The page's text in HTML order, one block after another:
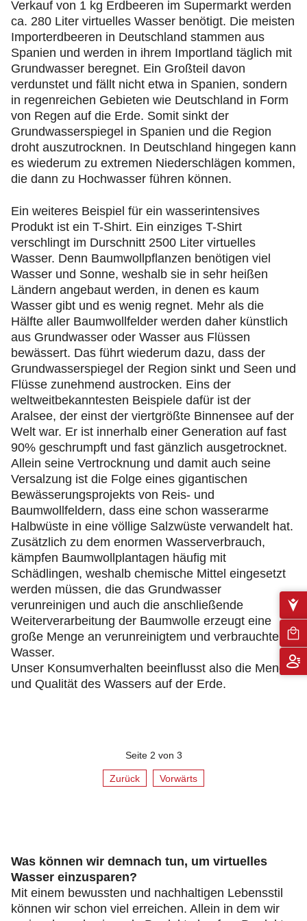
Verkauf von 1 kg Erdbeeren im Supermarkt werden
ca. 280 Liter virtuelles Wasser benötigt. Die meisten
Importerdbeeren in Deutschland stammen aus
Spanien und werden in ihrem Importland täglich mit
Grundwasser beregnet. Ein Großteil davon
verdunstet und fällt nicht etwa in Spanien, sondern
in regenreichen Gebieten wie Deutschland in Form
von Regen auf die Erde. Somit sinkt der
Grundwasserspiegel in Spanien und die Region
droht auszutrocknen. In Deutschland hingegen kann
es wiederum zu extremen Niederschlägen kommen,
die dann zu Hochwasser führen können.
Ein weiteres Beispiel für ein wasserintensives
Produkt ist ein T-Shirt. Ein einziges T-Shirt
verschlingt im Durschnitt 2500 Liter virtuelles
Wasser. Denn Baumwollpflanzen benötigen viel
Wasser und Sonne, weshalb sie in sehr heißen
Ländern angebaut werden, in denen es kaum
Wasser gibt und es wenig regnet. Mehr als die
Hälfte aller Baumwollfelder werden daher künstlich
aus Grundwasser oder Wasser aus Flüssen
bewässert. Das führt wiederum dazu, dass der
Grundwasserspiegel der Region sinkt und Seen und
Flüsse zunehmend austrocken. Eins der
weltweitbekanntesten Beispiele dafür ist der
Aralsee, der einst der viertgrößte Binnensee auf der
Welt war. Er ist innerhalb einer Generation auf fast
90% geschrumpft und fast gänzlich ausgetrocknet.
Allein seine Vertrocknung und damit auch seine
Versalzung ist die Folge eines gigantischen
Bewässerungsprojekts von Reis- und
Baumwollfeldern, dass eine schon wasserarme
Halbwüste in eine völlige Salzwüste verwandelt hat.
Zusätzlich zu dem enormen Wasserverbrauch,
kämpfen Baumwollplantagen häufig mit
Schädlingen, weshalb chemische Mittel eingesetzt
werden müssen, die das Grundwasser
verunreinigen und auch die anschließende
Weiterverarbeitung der Baumwolle erzeugt eine
große Menge an verunreinigtem und verbrauchtem
Wasser.
Unser Konsumverhalten beeinflusst also die Menge
und Qualität des Wassers auf der Erde.
Seite 2 von 3
Zurück Vorwärts
Was können wir demnach tun, um virtuelles
Wasser einzusparen?
Mit einem bewussten und nachhaltigen Lebensstil
können wir schon viel erreichen. Allein in dem wir